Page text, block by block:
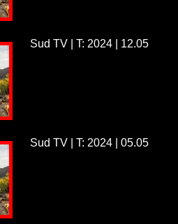
Sud TV | T: 2024 | 12.05
Sud TV | T: 2024 | 05.05